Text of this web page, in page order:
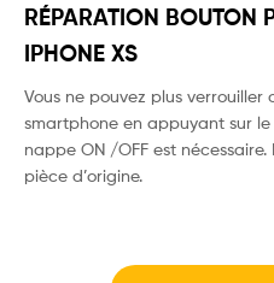
RÉPARATION BOUTON
IPHONE XS
Vous ne pouvez plus verrouiller
smartphone en appuyant sur
nappe ON /OFF est
pièce d’origine.